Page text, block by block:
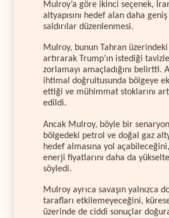
Mulroy’a göre ikinci seçenek,
altyapısını hedef alan daha
saldırılar düzenlenmesi.
Mulroy, bunun Tahran üzerindeki
artırarak Trump’ın istediği
zorlamayı amaçladığını belirtti.
ihtimal doğrultusunda bölgeye
ettiği ve mühimmat stoklarını
edildi.
Ancak Mulroy, böyle bir
bölgedeki petrol ve doğal gaz
hedef almasına yol
enerji fiyatlarını daha da
söyledi.
Mulroy ayrıca savaşın yalnızca
tarafları etkilemeyeceğini,
üzerinde de ciddi sonuçlar